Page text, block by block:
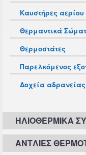
Καυστήρες αερίου
Θερμαντικά
Θερμοστάτες
Παρελκόμενος
Δοχεία
ΗΛΙΟΘΕΡΜΙΚΆ
ΑΝΤΛΊΕΣ